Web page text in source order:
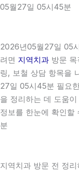
05월27일 05시45분
2026년05월27일 05
려면 지역치과 방문
링, 보철 상담 항목을
27일 05시45분 필요
을 정리하는 데 도움
정보를 한눈에 확인
분
지역치과 방문 전 정